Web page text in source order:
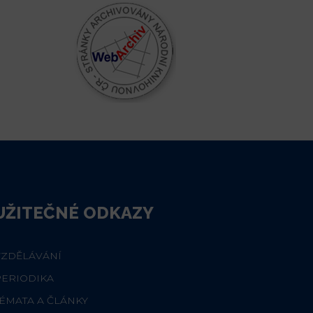
ODKAZY
A ČLÁNKY